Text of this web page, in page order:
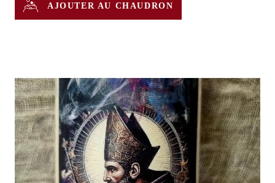
AJOUTER AU CHAUDRON